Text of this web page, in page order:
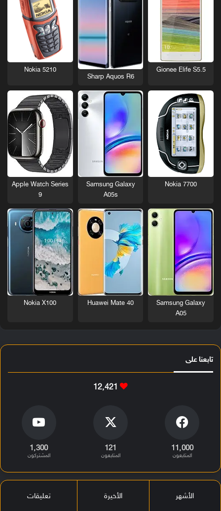
Gionee Elife S5.5
Sharp Aquos R6
Nokia 5210
Nokia 7700
Samsung Galaxy
A05s
Apple Watch Series
9
Samsung Galaxy
A05
Huawei Mate 40
Nokia X100
تابعنا على
12٬421
11٬000
المتابعون
121
المتابعون
1٬300
المشتركون
الأشهر الأخيرة تعليقات